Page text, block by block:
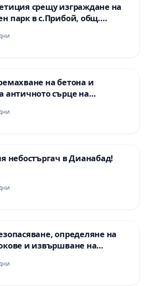
срещу изграждане на
парк в с.Прибой, общ.
на бетона и
античното сърце на
могила във Враца
небостъргач в Дианабад!
определяне на
и извършване на
на
път между пътен възел АМ
Ихтиман - с. Мирово - к.к.